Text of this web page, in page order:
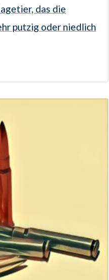
das die
putzig oder niedlich